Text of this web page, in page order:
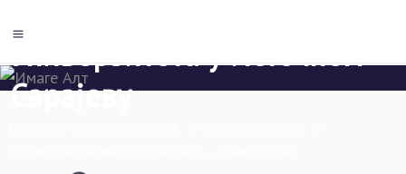
Сарајеву